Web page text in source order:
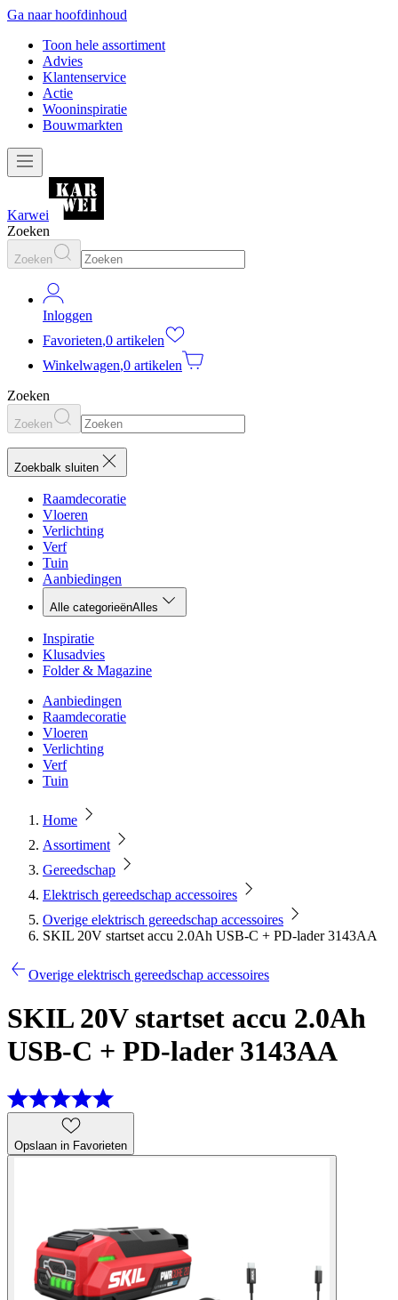
Ga naar hoofdinhoud
Toon hele assortiment
Advies
Klantenservice
Actie
Wooninspiratie
Bouwmarkten
Karwei
Zoeken
Zoeken
Inloggen
Favorieten,0 artikelen
Winkelwagen,0 artikelen
Zoeken
Zoeken
Zoekbalk sluiten
Raamdecoratie
Vloeren
Verlichting
Verf
Tuin
Aanbiedingen
Alle categorieënAlles
Inspiratie
Klusadvies
Folder & Magazine
Aanbiedingen
Raamdecoratie
Vloeren
Verlichting
Verf
Tuin
Home
Assortiment
Gereedschap
Elektrisch gereedschap accessoires
Overige elektrisch gereedschap accessoires
SKIL 20V startset accu 2.0Ah USB-C + PD-lader 3143AA
Overige elektrisch gereedschap accessoires
SKIL 20V startset accu 2.0Ah
USB-C + PD-lader 3143AA
Opslaan in Favorieten